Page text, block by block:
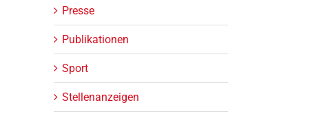
Presse
Publikationen
Sport
Stellenanzeigen